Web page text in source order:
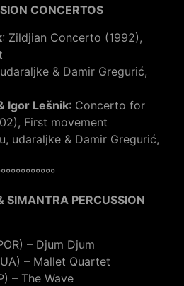
CONCERTOS
: Zildjian Concerto (1992),
& Damir Gregurić,
Igor Lešnik: Concerto for
First movement
udaraljke & Damir Gregurić,
SIMANTRA PERCUSSION
– Djum Djum
– Mallet Quartet
– The Wave